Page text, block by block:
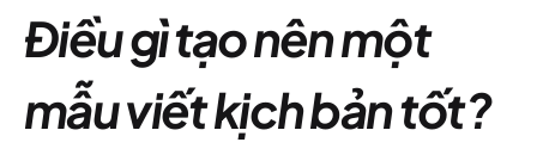
Điều gì tạo nên một
mẫu viết kịch bản tốt?